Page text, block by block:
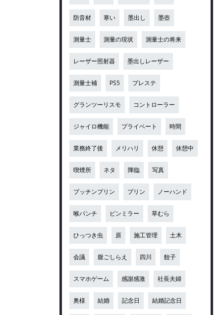
防音材 寒い 墨出し 墨壺
測量士 測量の現状 測量士の将来
レーザー照射器 墨出しレーザー
測量士補 PS5 プレステ
グランツーリスモ コントローラー
ジャイロ機能 プライベート 時間
業務終了後 メリハリ 休憩 休憩中
喫煙所 ネタ 降臨 写真
プッチンプリン プリン ノーハンド
喉パンチ ピンミラー 草むら
ひっつき虫 原 施工管理 土木
会議 腹ごしらえ 四川 餃子
スマホゲーム 感謝感激 社長夫婦
奥様 結婚 記念日 結婚記念日